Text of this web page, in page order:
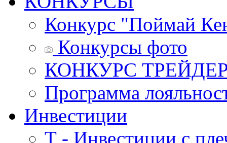
Конкурс "Поймай
Конкурсы фото
КОНКУРС
Программа
Инвестиции
Т - Инвестиции с